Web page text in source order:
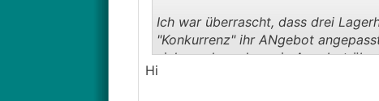
Ich war überrascht, dass drei
"Konkurrenz" ihr ANgebot
sicher sehen, dass ein Angebot
Hi